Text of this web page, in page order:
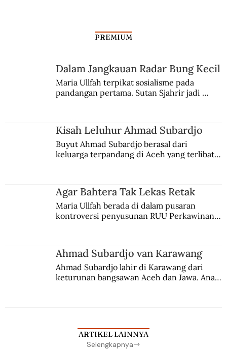
Connie Sutedja Langganan Mengiringi
PREMIUM
Dalam Jangkauan Radar Bung Kecil
Maria Ullfah terpikat sosialisme pada
pandangan pertama. Sutan Sjahrir jadi
Kisah Leluhur Ahmad Subardjo
Buyut Ahmad Subardjo berasal dari
keluarga terpandang di Aceh yang terlibat
Agar Bahtera Tak Lekas Retak
Maria Ullfah berada di dalam pusaran
kontroversi penyusunan RUU Perkawinan.
Ahmad Subardjo van Karawang
Ahmad Subardjo lahir di Karawang dari
keturunan bangsawan Aceh dan Jawa. Anak
ARTIKEL LAINNYA
Selengkapnya